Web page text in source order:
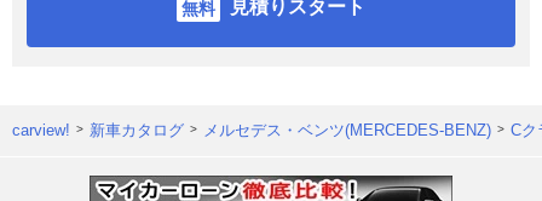
見積りスタート
carview! 新車カタログ メルセデス・ベンツ(MERCEDES-BENZ) Cク